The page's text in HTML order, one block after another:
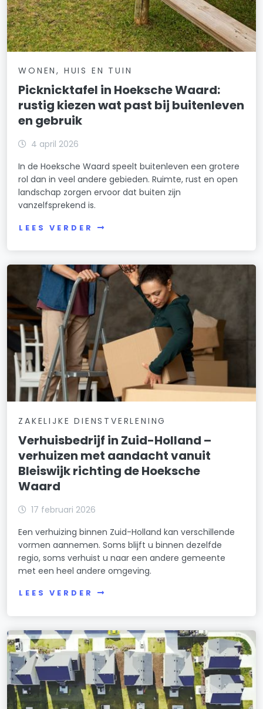
WONEN, HUIS EN TUIN
Picknicktafel in Hoeksche Waard:
rustig kiezen wat past bij buitenleven
en gebruik
4 april 2026
In de Hoeksche Waard speelt buitenleven een grotere
rol dan in veel andere gebieden. Ruimte, rust en open
landschap zorgen ervoor dat buiten zijn
vanzelfsprekend is.
LEES VERDER
ZAKELIJKE DIENSTVERLENING
Verhuisbedrijf in Zuid-Holland –
verhuizen met aandacht vanuit
Bleiswijk richting de Hoeksche
Waard
17 februari 2026
Een verhuizing binnen Zuid-Holland kan verschillende
vormen aannemen. Soms blijft u binnen dezelfde
regio, soms verhuist u naar een andere gemeente
met een heel andere omgeving.
LEES VERDER